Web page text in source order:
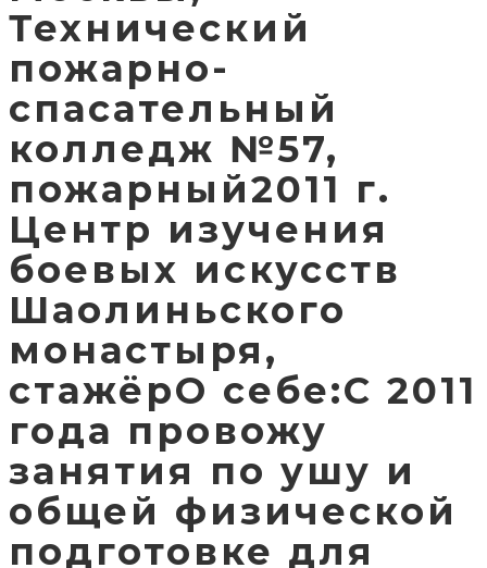
Технический
пожарно-
спасательный
колледж №57,
пожарный2011 г.
Центр изучения
боевых искусств
Шаолиньского
монастыря,
стажёрО себе:С 2011
года провожу
занятия по ушу и
общей физической
подготовке для